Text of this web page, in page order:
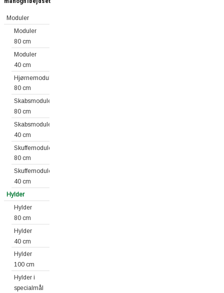
Moduler
Moduler
80 cm
Moduler
40 cm
Hjørnemoduler
80 cm
Skabsmoduler
80 cm
Skabsmoduler
40 cm
Skuffemoduler
80 cm
Skuffemoduler
40 cm
Hylder
Hylder
80 cm
Hylder
40 cm
Hylder
100 cm
Hylder i
specialmål